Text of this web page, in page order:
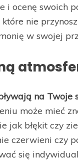
i ocenę swoich
nie
w swojej
na Twoje
może mieć
jak błękit czy
czerwieni czy
się